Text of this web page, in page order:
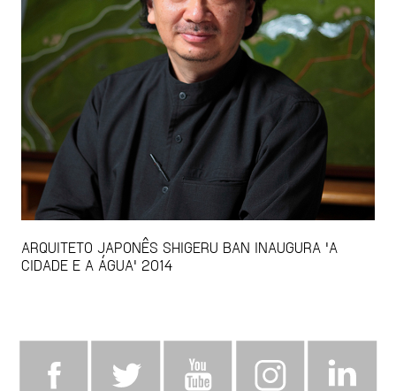
ARQUITETO JAPONÊS SHIGERU BAN INAUGURA 'A
CIDADE E A ÁGUA' 2014